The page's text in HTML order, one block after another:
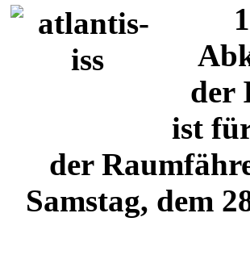
der
ist
der
Samstag, dem